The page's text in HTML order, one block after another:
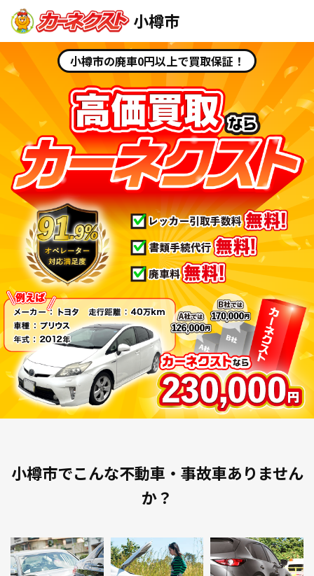
小樽市
小樽市の廃車0円以上で買取保証！
小樽市でこんな不動車・事故車ありません
か？